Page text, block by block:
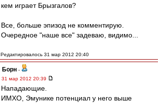
кем играет Брызгалов?
Все, больше эпизод не комментирую.
Очередное "наше все" задеваю, видимо...
Редактировалось 31 мар 2012 20:40
Борн -
31 мар 2012 20:39
Нападающие.
ИМХО, Эмунике потенциал у него выше